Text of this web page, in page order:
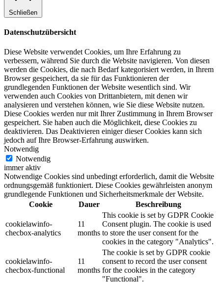
Schließen
Datenschutzübersicht
Diese Website verwendet Cookies, um Ihre Erfahrung zu
verbessern, während Sie durch die Website navigieren. Von diesen
werden die Cookies, die nach Bedarf kategorisiert werden, in Ihrem
Browser gespeichert, da sie für das Funktionieren der
grundlegenden Funktionen der Website wesentlich sind. Wir
verwenden auch Cookies von Drittanbietern, mit denen wir
analysieren und verstehen können, wie Sie diese Website nutzen.
Diese Cookies werden nur mit Ihrer Zustimmung in Ihrem Browser
gespeichert. Sie haben auch die Möglichkeit, diese Cookies zu
deaktivieren. Das Deaktivieren einiger dieser Cookies kann sich
jedoch auf Ihre Browser-Erfahrung auswirken.
Notwendig
Notwendig
immer aktiv
Notwendige Cookies sind unbedingt erforderlich, damit die Website
ordnungsgemäß funktioniert. Diese Cookies gewährleisten anonym
grundlegende Funktionen und Sicherheitsmerkmale der Website.
Cookie
Dauer Beschreibung
cookielawinfo-
checbox-analytics
11
months
This cookie is set by GDPR Cookie
Consent plugin. The cookie is used
to store the user consent for the
cookies in the category "Analytics".
cookielawinfo-
checbox-functional
11
months
The cookie is set by GDPR cookie
consent to record the user consent
for the cookies in the category
"Functional".